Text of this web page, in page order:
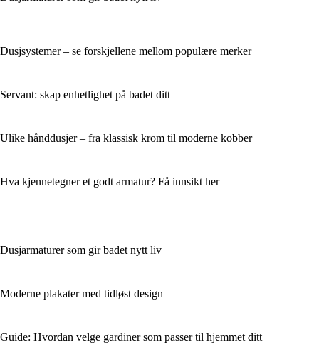
Dusjsystemer – se forskjellene mellom populære merker
Servant: skap enhetlighet på badet ditt
Ulike hånddusjer – fra klassisk krom til moderne kobber
Hva kjennetegner et godt armatur? Få innsikt her
Dusjarmaturer som gir badet nytt liv
Moderne plakater med tidløst design
Guide: Hvordan velge gardiner som passer til hjemmet ditt